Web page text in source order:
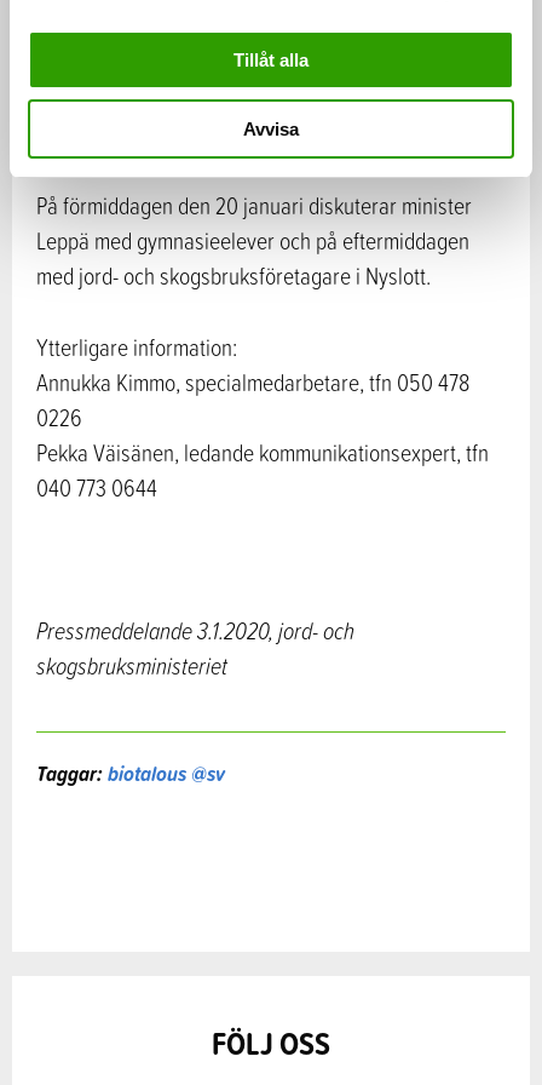
Tillåt alla
Avvisa
Den satsning på 20 miljoner euro på klimatpolitiken
inom markanvändningssektorn som hjälper att stärka
kolsänkor och minska utsläpp från
markanvändningssektorn, är till exempel betydande.
På förmiddagen den 20 januari diskuterar minister
Leppä med gymnasieelever och på eftermiddagen
med jord- och skogsbruksföretagare i Nyslott.
Ytterligare information:
Annukka Kimmo, specialmedarbetare, tfn 050 478
0226
Pekka Väisänen, ledande kommunikationsexpert, tfn
040 773 0644
Pressmeddelande 3.1.2020, jord- och
skogsbruksministeriet
Taggar:biotalous @sv
FÖLJ OSS